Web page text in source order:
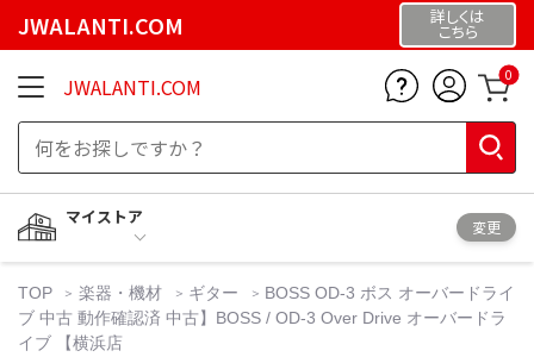
JWALANTI.COM 詳しくは
こちら
JWALANTI.COM 0
マイストア
変更
TOP 楽器・機材 ギター
BOSS OD-3 ボス オーバードライ
ブ 中古 動作確認済 中古】BOSS / OD-3 Over Drive オーバードラ
イブ 【横浜店